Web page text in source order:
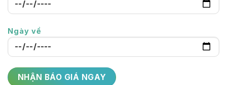
Ngày về